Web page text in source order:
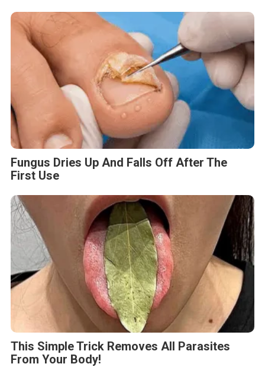
Fungus Dries Up And Falls Off After The
First Use
This Simple Trick Removes All Parasites
From Your Body!